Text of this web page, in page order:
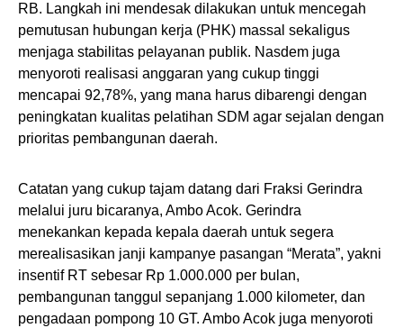
RB. Langkah ini mendesak dilakukan untuk mencegah
pemutusan hubungan kerja (PHK) massal sekaligus
menjaga stabilitas pelayanan publik. Nasdem juga
menyoroti realisasi anggaran yang cukup tinggi
mencapai 92,78%, yang mana harus dibarengi dengan
peningkatan kualitas pelatihan SDM agar sejalan dengan
prioritas pembangunan daerah.
​Catatan yang cukup tajam datang dari Fraksi Gerindra
melalui juru bicaranya, Ambo Acok. Gerindra
menekankan kepada kepala daerah untuk segera
merealisasikan janji kampanye pasangan “Merata”, yakni
insentif RT sebesar Rp 1.000.000 per bulan,
pembangunan tanggul sepanjang 1.000 kilometer, dan
pengadaan pompong 10 GT. Ambo Acok juga menyoroti